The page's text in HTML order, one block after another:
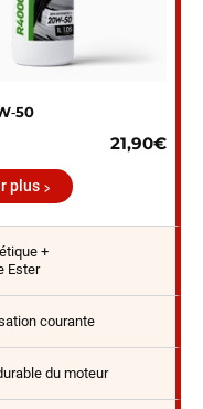
21,90€
plus
+
Ester
courante
du moteur